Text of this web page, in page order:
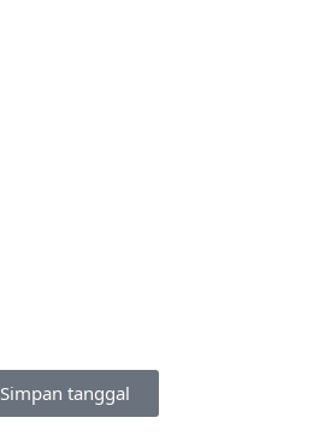
Simpan tanggal